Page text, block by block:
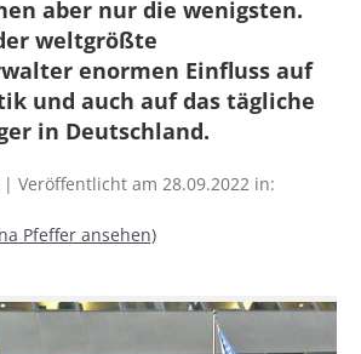
aber nur die wenigsten.
weltgrößte
enormen Einfluss auf
und auch auf das tägliche
in Deutschland.
| Veröffentlicht am 28.09.2022 in:
Pfeffer ansehen)